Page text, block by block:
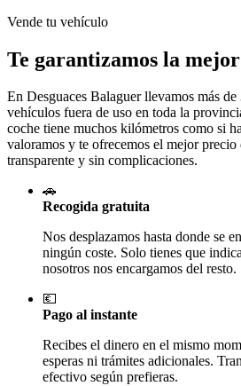
Vende tu vehículo
Te garantizamos la
En Desguaces Balaguerllevamos más de
vehículos fuera de uso en toda la
coche tiene muchos kilómetros como si
valoramos y te ofrecemos el mejor
transparente y sin complicaciones.
🚗
Recogida gratuita
Nos desplazamos hasta donde se
ningún coste. Solo tienes que
nosotros nos encargamos del resto.
💶
Pago al instante
Recibes el dinero en el mismo
esperas ni trámites adicionales.
efectivo según prefieras.